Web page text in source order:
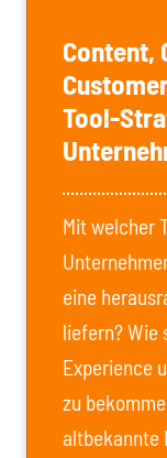
Content,
Tool-
Mit welcher
eine
liefern? Wie
Experience
zu
altbekannte